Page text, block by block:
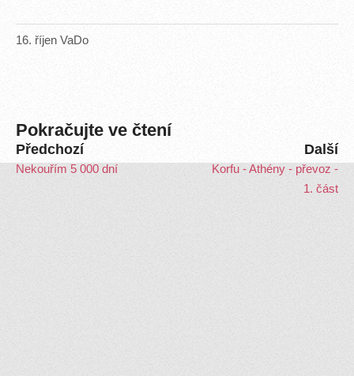
16. říjen VaDo
Pokračujte ve čtení
Další
Korfu - Athény - převoz -
1. část
Předchozí
Nekouřím 5 000 dní